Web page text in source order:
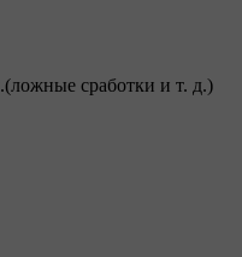
сработки и т. д.)